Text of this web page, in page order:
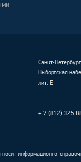
Санкт-Петербург
Выборгская
лит. Е
+ 7 (812) 325
информационно-